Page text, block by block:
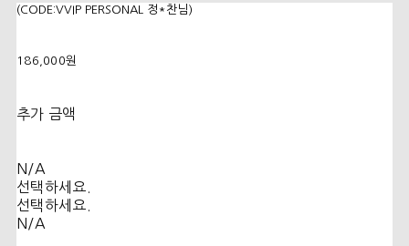
(CODE:VVIP PERSONAL 정*찬님)
186,000원
추가 금액
N/A
선택하세요.
선택하세요.
N/A